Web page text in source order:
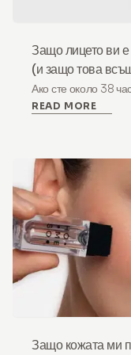
Защо лицето ви е
(и защо това
Ако сте около 38
чувства стегната,
READ MORE
Защо кожата ми